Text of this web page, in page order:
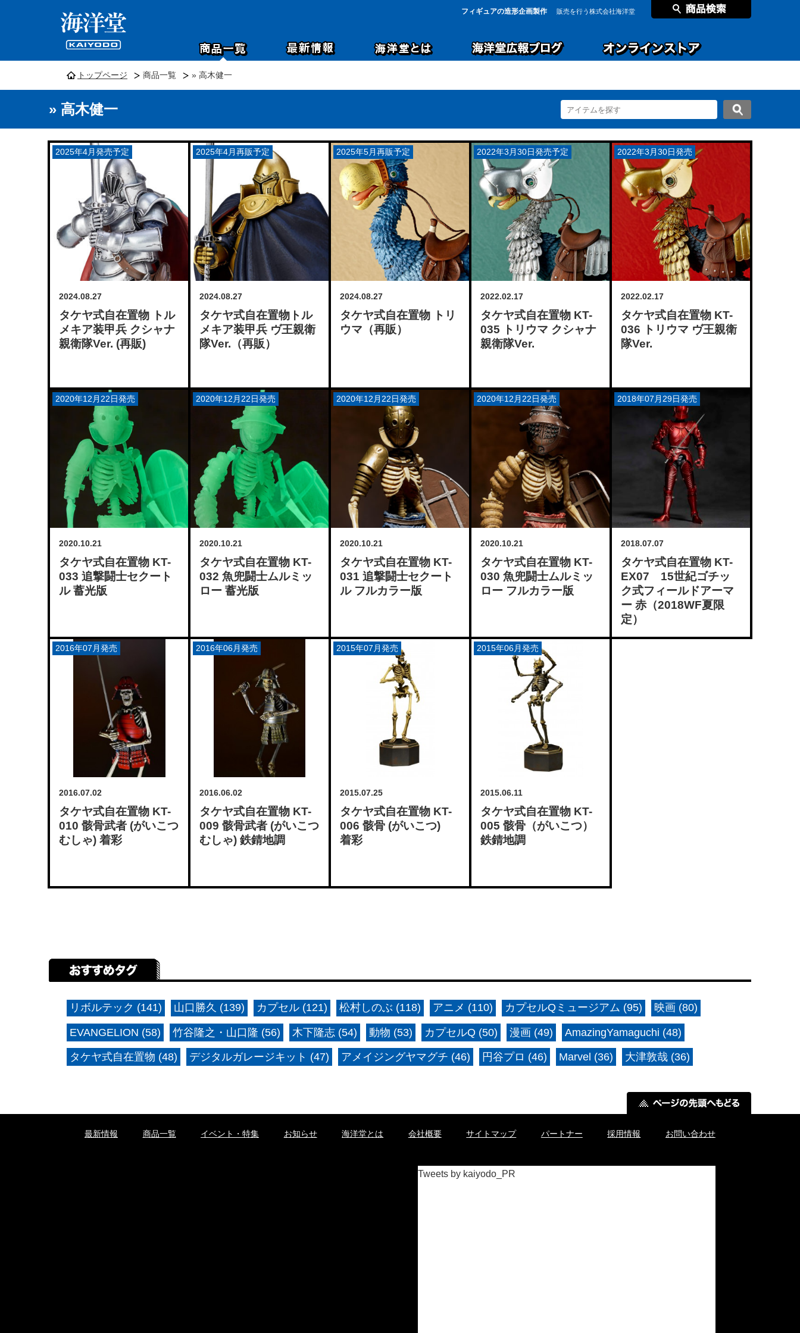
フィギュアの造形企画製作 販売を行う株式会社海洋堂
トップページ 商品一覧 » 高木健一
» 高木健一
2024.08.27
タケヤ式自在置物 トル
メキア装甲兵 クシャナ
親衛隊Ver. (再販)
2025年4月発売予定
2024.08.27
タケヤ式自在置物トル
メキア装甲兵 ヴ王親衛
隊Ver.（再販）
2025年4月再販予定
2024.08.27
タケヤ式自在置物 トリ
ウマ（再販）
2025年5月再販予定
2022.02.17
タケヤ式自在置物 KT-
035 トリウマ クシャナ
親衛隊Ver.
2022年3月30日発売予定
2022.02.17
タケヤ式自在置物 KT-
036 トリウマ ヴ王親衛
隊Ver.
2022年3月30日発売
2020.10.21
タケヤ式自在置物 KT-
033 追撃闘士セクート
ル 蓄光版
2020年12月22日発売
2020.10.21
タケヤ式自在置物 KT-
032 魚兜闘士ムルミッ
ロー 蓄光版
2020年12月22日発売
2020.10.21
タケヤ式自在置物 KT-
031 追撃闘士セクート
ル フルカラー版
2020年12月22日発売
2020.10.21
タケヤ式自在置物 KT-
030 魚兜闘士ムルミッ
ロー フルカラー版
2020年12月22日発売
2018.07.07
タケヤ式自在置物 KT-
EX07 15世紀ゴチッ
ク式フィールドアーマ
ー 赤（2018WF夏限
定）
2018年07月29日発売
2016.07.02
タケヤ式自在置物 KT-
010 骸骨武者 (がいこつ
むしゃ) 着彩
2016年07月発売
2016.06.02
タケヤ式自在置物 KT-
009 骸骨武者 (がいこつ
むしゃ) 鉄錆地調
2016年06月発売
2015.07.25
タケヤ式自在置物 KT-
006 骸骨 (がいこつ)
着彩
2015年07月発売
2015.06.11
タケヤ式自在置物 KT-
005 骸骨（がいこつ）
鉄錆地調
2015年06月発売
リボルテック (141) 山口勝久 (139) カプセル (121) 松村しのぶ (118) アニメ (110) カプセルQミュージアム (95) 映画 (80)
EVANGELION (58) 竹谷隆之・山口隆 (56) 木下隆志 (54) 動物 (53) カプセルQ (50) 漫画 (49) AmazingYamaguchi (48)
タケヤ式自在置物 (48) デジタルガレージキット (47) アメイジングヤマグチ (46) 円谷プロ (46) Marvel (36) 大津敦哉 (36)
最新情報 商品一覧 イベント・特集 お知らせ 海洋堂とは 会社概要 サイトマップ パートナー 採用情報 お問い合わせ
Tweets by kaiyodo_PR